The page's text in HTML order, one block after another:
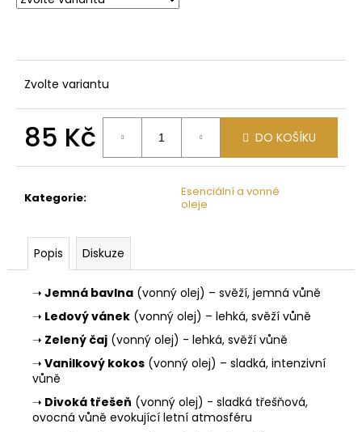
Zvolte variantu
85 Kč DO KOŠÍKU
Kategorie:
Esenciální a vonné
oleje
Popis Diskuze
➝ Jemná bavlna (vonný olej) – svěží, jemná vůně
➝ Ledový vánek (vonný olej) – lehká, svěží vůně
➝ Zelený čaj (vonný olej) - lehká, svěží vůně
➝ Vanilkový kokos (vonný olej) – sladká, intenzivní
vůně
➝ Divoká třešeň (vonný olej) - sladká třešňová,
ovocná vůně evokující letní atmosféru
p
u
č
u
j
m
e